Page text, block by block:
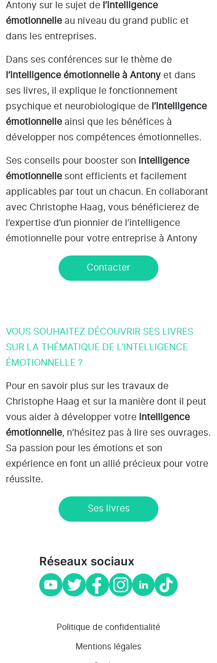
Antony sur le sujet de l’intelligence
émotionnelle au niveau du grand public et
dans les entreprises.
Dans ses conférences sur le thème de
l’intelligence émotionnelle à Antony et dans
ses livres, il explique le fonctionnement
psychique et neurobiologique de l’intelligence
émotionnelle ainsi que les bénéfices à
développer nos compétences émotionnelles.
Ses conseils pour booster son intelligence
émotionnelle sont efficients et facilement
applicables par tout un chacun. En collaborant
avec Christophe Haag, vous bénéficierez de
l’expertise d’un pionnier de l’intelligence
émotionnelle pour votre entreprise à Antony
Contacter
VOUS SOUHAITEZ DÉCOUVRIR SES LIVRES
SUR LA THÉMATIQUE DE L’INTELLIGENCE
ÉMOTIONNELLE ?
Pour en savoir plus sur les travaux de
Christophe Haag et sur la manière dont il peut
vous aider à développer votre intelligence
émotionnelle, n’hésitez pas à lire ses ouvrages.
Sa passion pour les émotions et son
expérience en font un allié précieux pour votre
réussite.
Ses livres
Réseaux sociaux
Politique de confidentialité
Mentions légales